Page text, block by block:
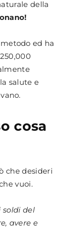
della
ed ha
salute e
cosa
che desideri
vuoi.
soldi del
avere e